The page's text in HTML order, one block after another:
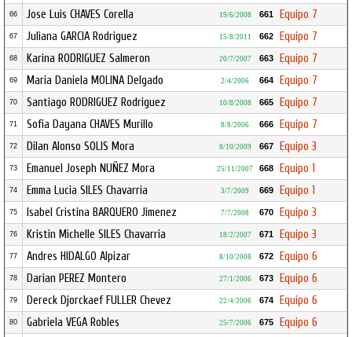
66 Jose Luis CHAVES Corella 19/6/2008 661 Equipo 7
67 Juliana GARCIA Rodriguez 15/8/2011 662 Equipo 7
68 Karina RODRIGUEZ Salmeron 20/7/2007 663 Equipo 7
69 Maria Daniela MOLINA Delgado 2/4/2006 664 Equipo 7
70 Santiago RODRIGUEZ Rodriguez 10/8/2008 665 Equipo 7
71 Sofia Dayana CHAVES Murillo 8/8/2006 666 Equipo 7
72 Dilan Alonso SOLIS Mora 8/10/2009 667 Equipo 3
73 Emanuel Joseph NUÑEZ Mora 25/11/2007 668 Equipo 1
74 Emma Lucia SILES Chavarria 3/7/2009 669 Equipo 1
75 Isabel Cristina BARQUERO Jimenez 7/7/2008 670 Equipo 3
76 Kristin Michelle SILES Chavarria 18/2/2007 671 Equipo 3
77 Andres HIDALGO Alpizar 8/10/2008 672 Equipo 6
78 Darian PEREZ Montero 27/1/2006 673 Equipo 6
79 Dereck Djorckaef FULLER Chevez 22/4/2006 674 Equipo 6
80 Gabriela VEGA Robles 25/7/2006 675 Equipo 6